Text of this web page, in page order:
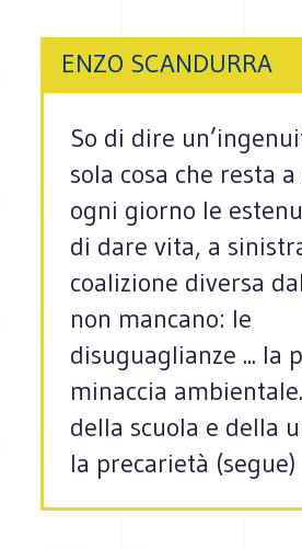
ENZO SCANDURRA
So di dire
sola cosa che resta
ogni giorno le
di dare vita, a
coalizione diversa
non mancano: le
disuguaglianze ... la
minaccia
della scuola e della
la precarietà (segue)